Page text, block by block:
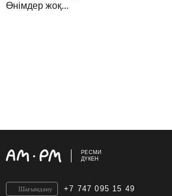
Өнімдер жоқ...
РЕСМИ
ДҮКЕН
+7 747 095 15 49
Шағымдану